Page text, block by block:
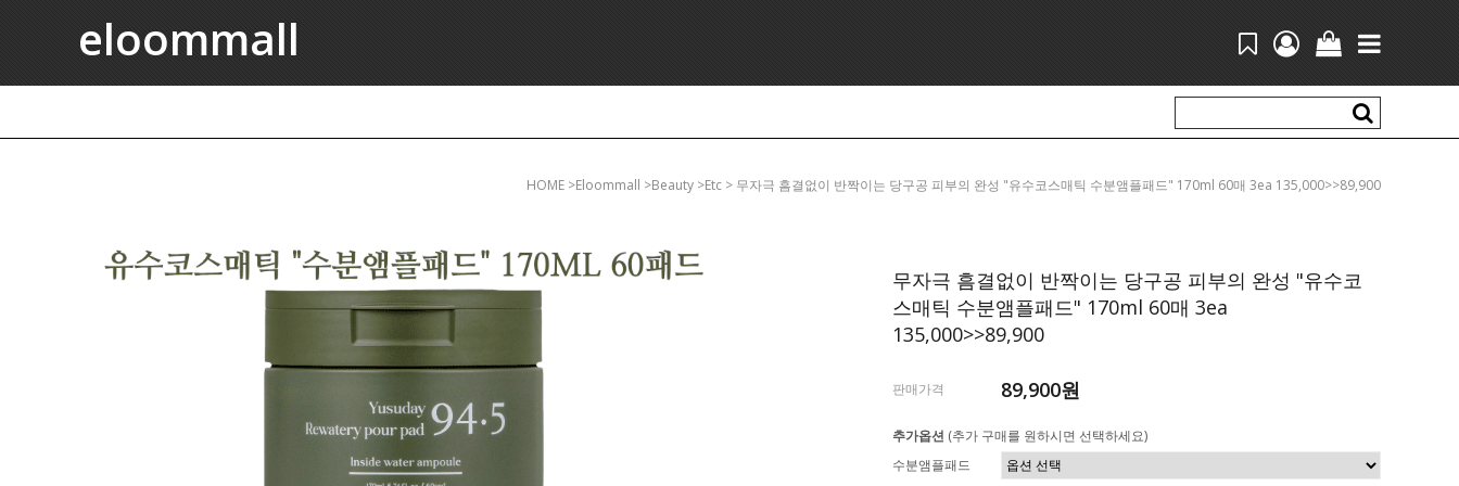
eloommall
HOME >eloommall >beauty >etc > 무자극 흠결없이 반짝이는 당구공 피부의 완성 "유수코스매틱 수분앰플패드" 170ml 60매 3ea 135,000>>89,900
무자극 흠결없이 반짝이는 당구공 피부의 완성 "유수코
스매틱 수분앰플패드" 170ml 60매 3ea
135,000>>89,900
판매가격 89,900원
추가옵션 (추가 구매를 원하시면 선택하세요)
수분앰플패드